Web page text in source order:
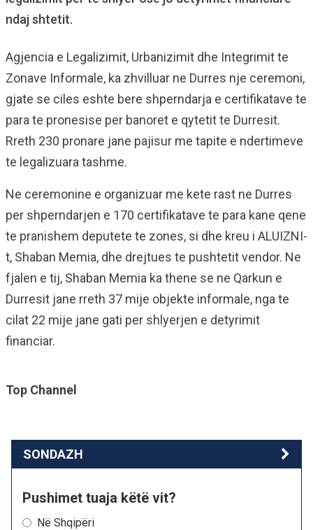
ndaj shtetit.
Agjencia e Legalizimit, Urbanizimit dhe Integrimit te
Zonave Informale, ka zhvilluar ne Durres nje ceremoni,
gjate se ciles eshte bere shperndarja e certifikatave te
para te pronesise per banoret e qytetit te Durresit.
Rreth 230 pronare jane pajisur me tapite e ndertimeve
te legalizuara tashme.
Ne ceremonine e organizuar me kete rast ne Durres
per shperndarjen e 170 certifikatave te para kane qene
te pranishem deputete te zones, si dhe kreu i ALUIZNI-
t, Shaban Memia, dhe drejtues te pushtetit vendor. Ne
fjalen e tij, Shaban Memia ka thene se ne Qarkun e
Durresit jane rreth 37 mije objekte informale, nga te
cilat 22 mije jane gati per shlyerjen e detyrimit
financiar.
Top Channel
SONDAZH
Pushimet tuaja këtë vit?
Në Shqipëri